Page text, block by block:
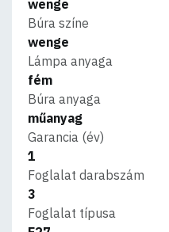
wenge
Búra színe
wenge
Lámpa anyaga
fém
Búra anyaga
műanyag
Garancia (év)
1
Foglalat darabszám
3
Foglalat típusa